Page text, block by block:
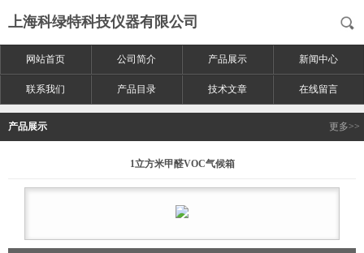
上海科绿特科技仪器有限公司
网站首页 公司简介 产品展示 新闻中心
联系我们 产品目录 技术文章 在线留言
产品展示 更多>>
1立方米甲醛VOC气候箱